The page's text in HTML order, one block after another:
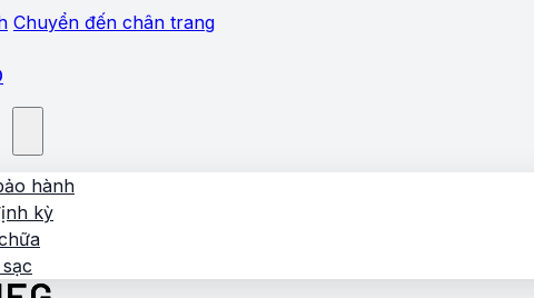
Chuyển đến chân trang
hành
kỳ